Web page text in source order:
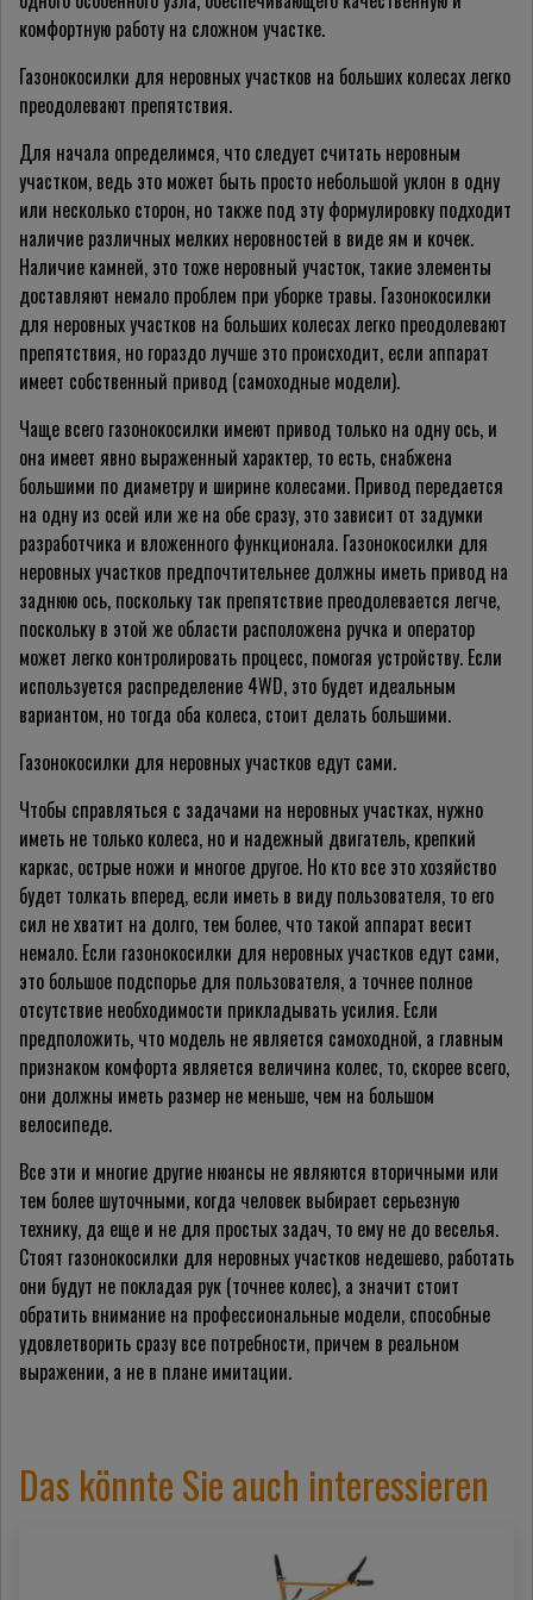
комфортную работу на сложном участке.
Газонокосилки для неровных участков на больших колесах легко
преодолевают препятствия.
Для начала определимся, что следует считать неровным
участком, ведь это может быть просто небольшой уклон в одну
или несколько сторон, но также под эту формулировку подходит
наличие различных мелких неровностей в виде ям и кочек.
Наличие камней, это тоже неровный участок, такие элементы
доставляют немало проблем при уборке травы. Газонокосилки
для неровных участков на больших колесах легко преодолевают
препятствия, но гораздо лучше это происходит, если аппарат
имеет собственный привод (самоходные модели).
Чаще всего газонокосилки имеют привод только на одну ось, и
она имеет явно выраженный характер, то есть, снабжена
большими по диаметру и ширине колесами. Привод передается
на одну из осей или же на обе сразу, это зависит от задумки
разработчика и вложенного функционала. Газонокосилки для
неровных участков предпочтительнее должны иметь привод на
заднюю ось, поскольку так препятствие преодолевается легче,
поскольку в этой же области расположена ручка и оператор
может легко контролировать процесс, помогая устройству. Если
используется распределение 4WD, это будет идеальным
вариантом, но тогда оба колеса, стоит делать большими.
Газонокосилки для неровных участков едут сами.
Чтобы справляться с задачами на неровных участках, нужно
иметь не только колеса, но и надежный двигатель, крепкий
каркас, острые ножи и многое другое. Но кто все это хозяйство
будет толкать вперед, если иметь в виду пользователя, то его
сил не хватит на долго, тем более, что такой аппарат весит
немало. Если газонокосилки для неровных участков едут сами,
это большое подспорье для пользователя, а точнее полное
отсутствие необходимости прикладывать усилия. Если
предположить, что модель не является самоходной, а главным
признаком комфорта является величина колес, то, скорее всего,
они должны иметь размер не меньше, чем на большом
велосипеде.
Все эти и многие другие нюансы не являются вторичными или
тем более шуточными, когда человек выбирает серьезную
технику, да еще и не для простых задач, то ему не до веселья.
Стоят газонокосилки для неровных участков недешево, работать
они будут не покладая рук (точнее колес), а значит стоит
обратить внимание на профессиональные модели, способные
удовлетворить сразу все потребности, причем в реальном
выражении, а не в плане имитации.
Das könnte Sie auch interessieren